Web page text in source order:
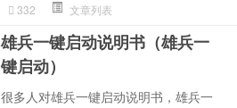
332 文章列表
雄兵一键启动说明书（雄兵一
键启动）
很多人对雄兵一键启动说明书，雄兵一